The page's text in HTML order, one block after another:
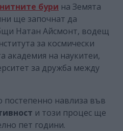
бури на Земята
ще започнат да
Натан Айсмонт, водещ
за космически
академия на наукитеи,
за дружба между
навлиза във
и този процес ще
пет години.